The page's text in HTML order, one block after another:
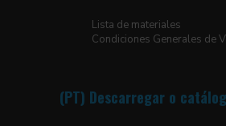
Lista de materiales
Condiciones Generales de
(PT) Descarregar o